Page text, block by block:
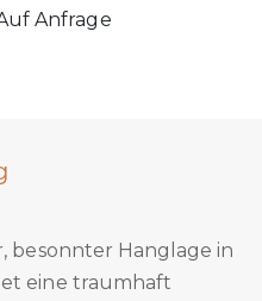
Anfrage
besonnter Hanglage in
eine traumhaft